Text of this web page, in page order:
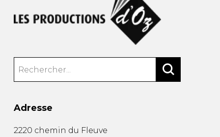
Adresse
2220 chemin du Fleuve